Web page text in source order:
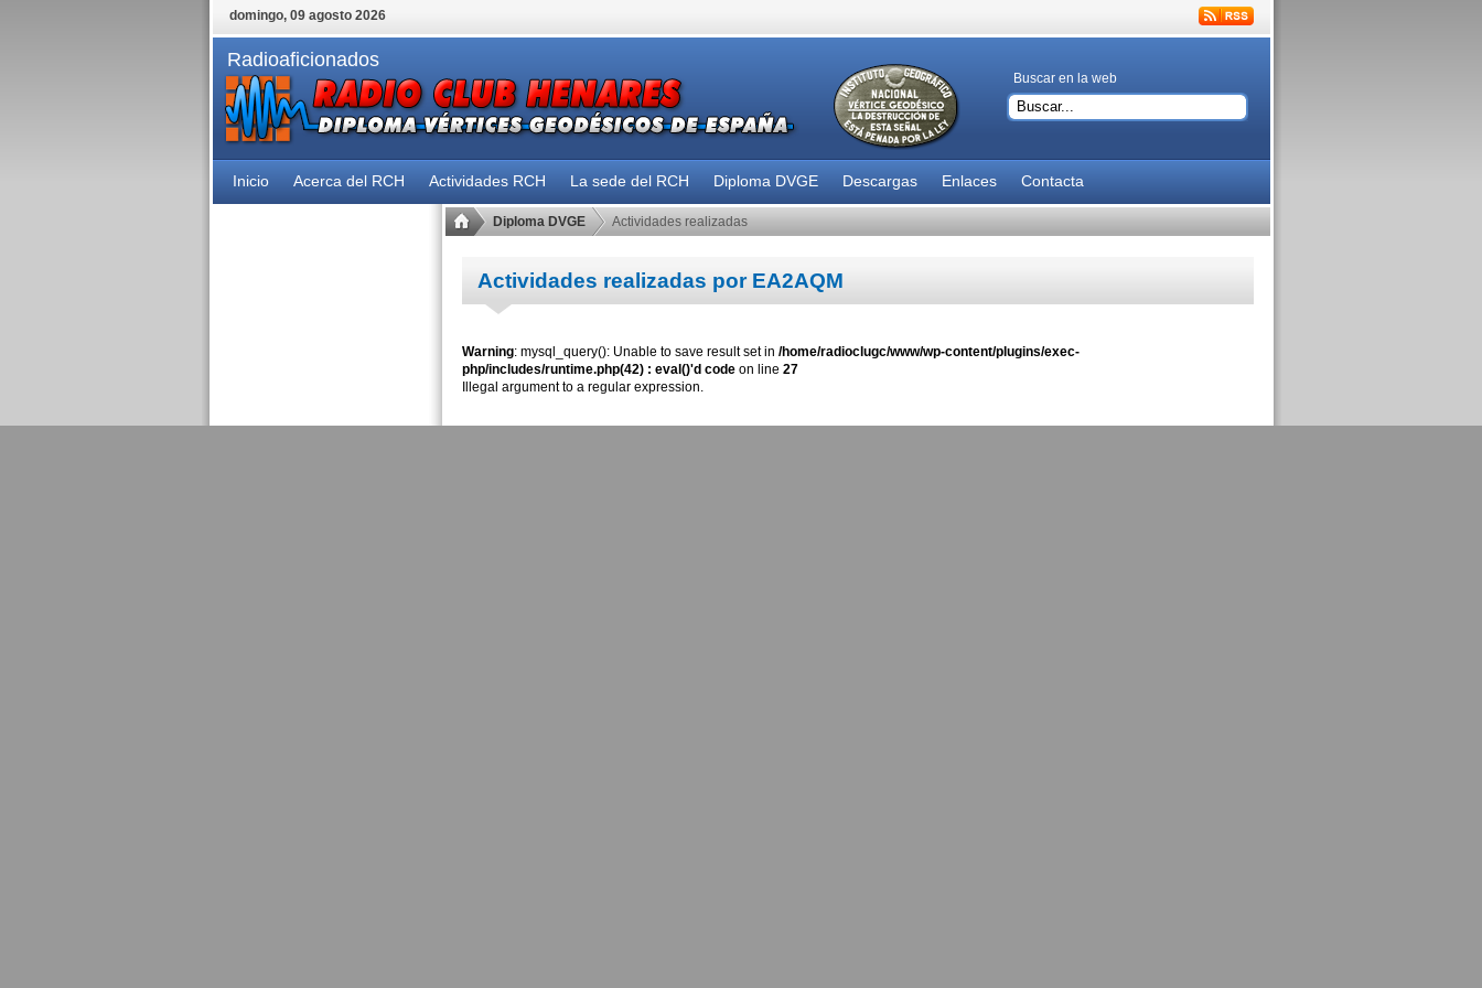
domingo, 09 agosto 2026
Radioaficionados
Buscar en la web
Inicio Acerca del RCH Actividades RCH La sede del RCH Diploma DVGE Descargas Enlaces Contacta
Diploma DVGE Actividades realizadas
Actividades realizadas por EA2AQM
Warning: mysql_query(): Unable to save result set in /home/radioclugc/www/wp-content/plugins/exec-
php/includes/runtime.php(42) : eval()'d codeon line 27
Illegal argument to a regular expression.